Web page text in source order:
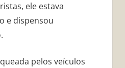
ele estava
e dispensou
pelos veículos